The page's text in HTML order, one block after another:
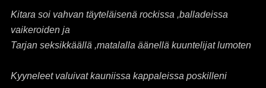
Kitara soi vahvan täyteläisenä rockissa ,balladeissa
vaikeroiden ja
Tarjan seksikkäällä ,matalalla äänellä kuuntelijat lumoten
Kyyneleet valuivat kauniissa kappaleissa poskilleni